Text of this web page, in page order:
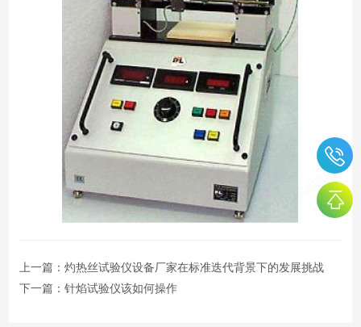
上一篇： 灼热丝试验仪设备厂家在标准迭代背景下的发展挑战
下一篇： 针焰试验仪该如何操作